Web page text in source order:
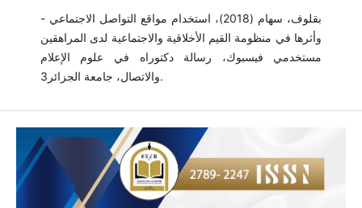
- بقلوف، سهام (2018)، استخدام مواقع التواصل الاجتماعي
وأثرها في منظومة القيم الأخلاقية والاجتماعية لدى المراهقين
مستخدمي فيسبوك، رسالة دكتوراه في علوم الإعلام
والاتصال، جامعة الجزائر3.